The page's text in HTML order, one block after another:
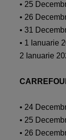
• 25
• 26
• 31
• 1 Ianuarie
2 Ianuarie
• 24
• 25
• 26